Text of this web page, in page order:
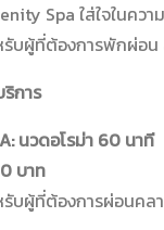
Spa ใส่ใจในค
รับผู้ที่ต้องการพักผ่อ
การ
นวดอโรม่า 60 นาที
บาท
รับผู้ที่ต้องการผ่อนคล